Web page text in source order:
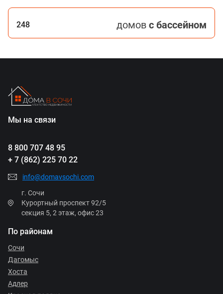
248 домов с бассейном
Мы на связи
8 800 707 48 95
+ 7 (862) 225 70 22
info@domavsochi.com
г. Сочи
Курортный проспект 92/5
секция 5, 2 этаж, офис 23
По районам
Сочи
Дагомыс
Хоста
Адлер